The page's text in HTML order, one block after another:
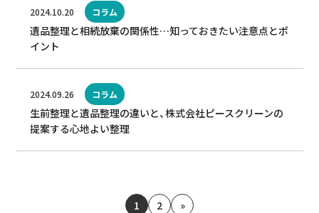
2024.10.20 コラム
遺品整理と相続放棄の関係性…知っておきたい注意点とポ
イント
2024.09.26 コラム
生前整理と遺品整理の違いと、株式会社ピースクリーンの
提案する心地よい整理
1 2 »